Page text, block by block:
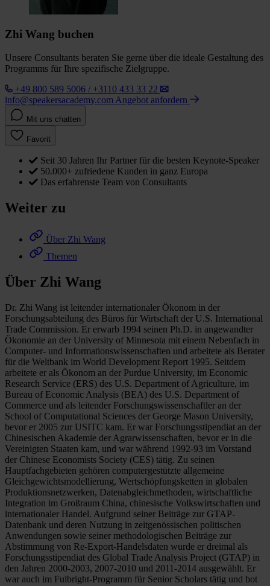
Zhi Wang buchen
Unsere Consultants beraten Sie gerne über die ideale Gestaltung des
Programms für Ihre spezifische Zielgruppe.
+49 800 589 5006 / +3110 433 33 22
info@speakersacademy.com Angebot anfordern
Mit uns chatten
Favorit
Seit 30 Jahren Ihr Partner für die besten Keynote-Speaker
50.000+ zufriedene Kunden in ganz Europa
Das erfahrenste Team von Consultants
Weiter zu
Über Zhi Wang
Themen
Über Zhi Wang
Dr. Zhi Wang ist leitender internationaler Ökonom in der
Forschungsabteilung des Büros für Wirtschaft der U.S. International
Trade Commission. Er erwarb 1994 seinen Ph.D. in angewandter
Ökonomie an der University of Minnesota mit einem Nebenfach in
Computer- und Informationswissenschaften und arbeitete als Berater
für die Weltbank im World Development Report 1995. Seitdem
arbeitete er als Ökonom an der Purdue University, im Economic
Research Service (ERS) des U.S. Department of Agriculture, im
Bureau of Economic Analysis (BEA) des U.S. Department of
Commerce und als leitender Forschungswissenschaftler an der
School of Computational Sciences der George Mason University,
bevor er 2005 zur USITC kam. Er war Forschungsstipendiat an der
Chinesischen Akademie der Agrarwissenschaften, bevor er in die
Vereinigten Staaten kam, und war während 1992-93 im Vorstand
der Chinese Economists Society (CES) tätig. Zu seinen
Hauptfachgebieten gehören computergestützte allgemeine
Gleichgewichtsmodellierung, Wertschöpfungsketten in globalen
Produktionsnetzwerken, Datenabgleichmethoden, wirtschaftliche
Integration im Großraum China, chinesische Volkswirtschaften und
internationaler Handel. Aufgrund seiner Beiträge zur GTAP-
Datenbank und deren Nutzung in zeitgenössischen politischen
Anwendungen sowie seiner methodologischen Beiträge zur
Abstimmung von Re-Export-Handelsdaten wurde er dreimal als
Forschungsstipendiat des Global Trade Analysis Project (GTAP) in
den Jahren 2000-2003, 2007-2010 und 2011-2014 ausgewählt. Er
war auch im Fulbright-Programm für Senior Scholars tätig und bot